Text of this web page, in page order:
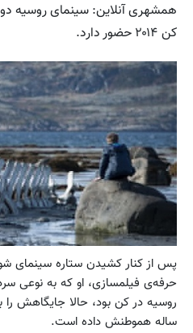
همشهری آنلاین: سینمای روسیه
کن ۲۰۱۴ حضور دارد.
پس از کنار کشیدن ستاره سینمای
حرفه‌ی فیلمسازی، او که به نوعی
ساله هموطنش داده است.